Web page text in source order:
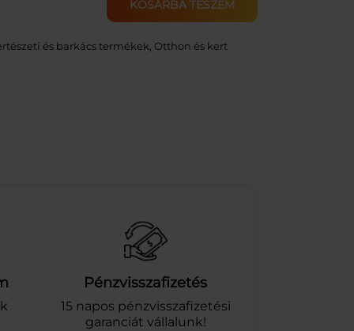
KOSÁRBA TESZEM
és barkács termékek Otthon és kert
Pénzvisszafizetés
15 napos pénzvisszafizetési
garanciát vállalunk!